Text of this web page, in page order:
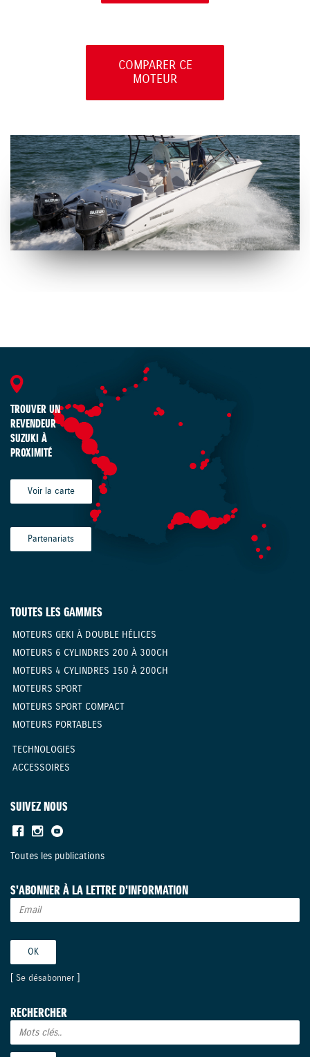
COMPARER CE
MOTEUR
TROUVER UN
REVENDEUR
SUZUKI À
PROXIMITÉ
Voir la carte
Partenariats
TOUTES LES GAMMES
MOTEURS GEKI À DOUBLE HÉLICES
MOTEURS 6 CYLINDRES 200 À 300CH
MOTEURS 4 CYLINDRES 150 À 200CH
MOTEURS SPORT
MOTEURS SPORT COMPACT
MOTEURS PORTABLES
TECHNOLOGIES
ACCESSOIRES
SUIVEZ NOUS
Toutes les publications
S'ABONNER À LA LETTRE D'INFORMATION
Se désabonner
RECHERCHER